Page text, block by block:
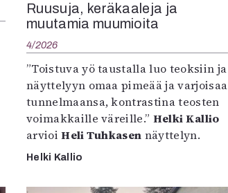
Ruusuja, keräkaaleja ja
muutamia muumioita
4/2026
”Toistuva yö taustalla luo teoksiin ja
näyttelyyn omaa pimeää ja varjoisaa
tunnelmaansa, kontrastina teosten
voimakkaille väreille.” Helki Kallio
arvioiHeli Tuhkasen näyttelyn.
Helki Kallio